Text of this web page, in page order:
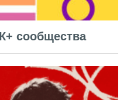
сообщества